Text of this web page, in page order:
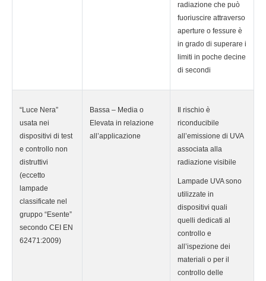
radiazione che può
fuoriuscire attraverso
aperture o fessure è
in grado di superare i
limiti in poche decine
di secondi
“Luce Nera”
usata nei
dispositivi di test
e controllo non
distruttivi
(eccetto
lampade
classificate nel
gruppo “Esente”
secondo CEI EN
62471:2009)
Bassa – Media o
Elevata in relazione
all’applicazione
Il rischio è
riconducibile
all’emissione di UVA
associata alla
radiazione visibile
Lampade UVA sono
utilizzate in
dispositivi quali
quelli dedicati al
controllo e
all’ispezione dei
materiali o per il
controllo delle